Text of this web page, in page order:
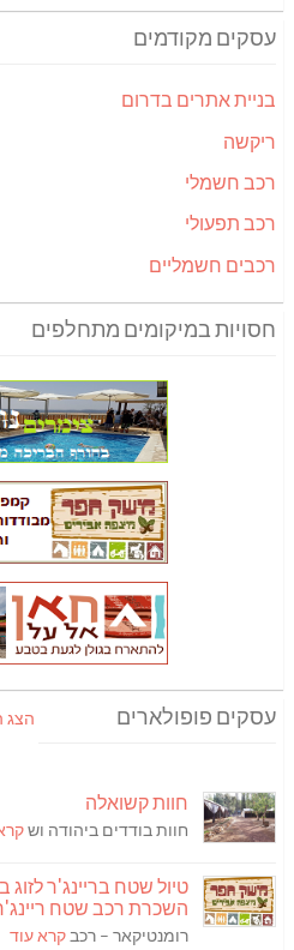
עסקים מקודמים
בניית אתרים בדרום
ריקשה
רכב חשמלי
רכב תפעולי
רכבים חשמליים
חסויות במיקומים מתחלפים
עסקים פופולארים הצג
חוות קשואלה
חוות בודדים ביהודה וש
טיול שטח בריינג'ר
השכרת רכב שטח ריינג'ר
רומנטיקאר – רכב קרא עוד